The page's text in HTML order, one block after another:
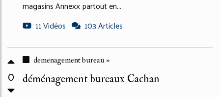
magasins Annexx partout en...
11 Vidéos
103 Articles
0
demenagement bureau »
déménagement bureaux Cachan